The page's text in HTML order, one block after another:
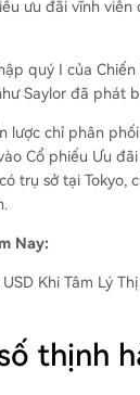
ưu đãi vĩnh
quý I của
Saylor đã phát
lược chỉ phân
Cổ phiếu Ưu
trụ sở tại Tokyo,
Nay:
Khi Tâm Lý
thịnh